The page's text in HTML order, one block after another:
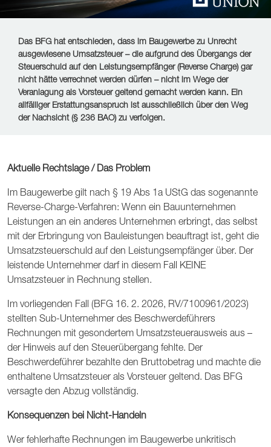
Das BFG hat entschieden, dass im Baugewerbe zu Unrecht
ausgewiesene Umsatzsteuer – die aufgrund des Übergangs der
Steuerschuld auf den Leistungsempfänger (Reverse Charge) gar
nicht hätte verrechnet werden dürfen – nicht im Wege der
Veranlagung als Vorsteuer geltend gemacht werden kann. Ein
allfälliger Erstattungsanspruch ist ausschließlich über den Weg
der Nachsicht (§ 236 BAO) zu verfolgen.
Aktuelle Rechtslage / Das Problem
Im Baugewerbe gilt nach § 19 Abs 1a UStG das sogenannte
Reverse-Charge-Verfahren: Wenn ein Bauunternehmen
Leistungen an ein anderes Unternehmen erbringt, das selbst
mit der Erbringung von Bauleistungen beauftragt ist, geht die
Umsatzsteuerschuld auf den Leistungsempfänger über. Der
leistende Unternehmer darf in diesem Fall KEINE
Umsatzsteuer in Rechnung stellen.
Im vorliegenden Fall (BFG 16. 2. 2026, RV/7100961/2023)
stellten Sub-Unternehmer des Beschwerdeführers
Rechnungen mit gesondertem Umsatzsteuerausweis aus –
der Hinweis auf den Steuerübergang fehlte. Der
Beschwerdeführer bezahlte den Bruttobetrag und machte die
enthaltene Umsatzsteuer als Vorsteuer geltend. Das BFG
versagte den Abzug vollständig.
Konsequenzen bei Nicht-Handeln
Wer fehlerhafte Rechnungen im Baugewerbe unkritisch